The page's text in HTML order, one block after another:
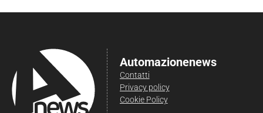
Automazionenews
Contatti
Privacy policy
Cookie Policy